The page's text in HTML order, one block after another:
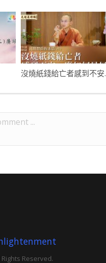
沒燒紙錢
Reserved.